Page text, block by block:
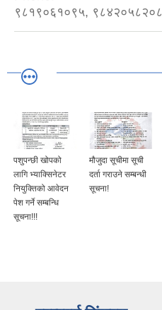
९८१९०६१०९५, ९८४२०५८२०८
पशुपन्छी खोपको
लागि भ्याक्सिनेटर
नियुक्तिको आवेदन
पेश गर्ने सम्बन्धि
सूचना!!!
मौजुदा सूचीमा सूची
दर्ता गराउने सम्बन्धी
सूचना!